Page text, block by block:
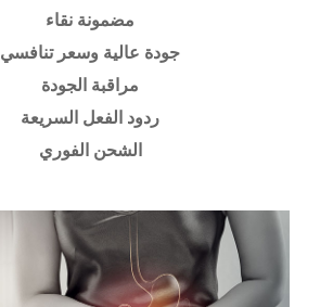
مضمونة نقاء
جودة عالية وسعر تنافسي
مراقبة الجودة
ردود الفعل السريعة
الشحن الفوري